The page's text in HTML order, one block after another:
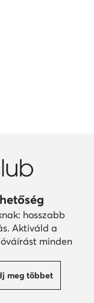
hosszabb
Aktiváld a
minden
meg többet